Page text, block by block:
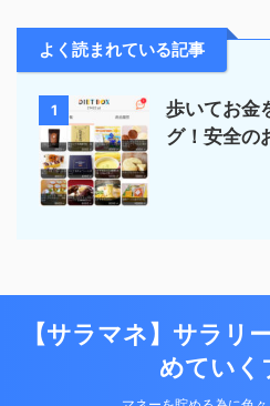
よく読まれている記事
1
歩いてお金
グ！安全の
【サラマネ】サラリ
めていく